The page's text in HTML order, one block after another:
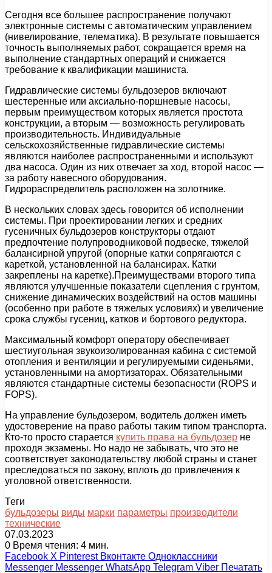
Сегодня все большее распространение получают
электронные системы с автоматическим управлением
(нивелирование, телематика). В результате повышается
точность выполняемых работ, сокращается время на
выполнение стандартных операций и снижается
требование к квалификации машиниста.
Гидравлические системы бульдозеров включают
шестеренные или аксиально-поршневые насосы,
первым преимуществом которых является простота
конструкции, а вторым — возможность регулировать
производительность. Индивидуальные
сельскохозяйственные гидравлические системы
являются наиболее распространенными и используют
два насоса. Один из них отвечает за ход, второй насос —
за работу навесного оборудования.
Гидрораспределитель расположен на золотнике.
В нескольких словах здесь говорится об исполнении
системы. При проектировании легких и средних
гусеничных бульдозеров конструкторы отдают
предпочтение полупроводниковой подвеске, тяжелой
балансирной упругой (опорные катки сопрягаются с
кареткой, установленной на балансирах. Катки
закреплены на каретке).Преимуществами второго типа
являются улучшенные показатели сцепления с грунтом,
снижение динамических воздействий на остов машины
(особенно при работе в тяжелых условиях) и увеличение
срока службы гусениц, катков и бортового редуктора.
Максимальный комфорт оператору обеспечивает
шестиугольная звукоизолированная кабина с системой
отопления и вентиляции и регулируемыми сиденьями,
установленными на амортизаторах. Обязательными
являются стандартные системы безопасности (ROPS и
FOPS).
На управление бульдозером, водитель должен иметь
удостоверение на право работы таким типом транспорта.
Кто-то просто старается купить права на бульдозер не
проходя экзамены. Но надо не забывать, что это не
соответствует законодательству любой страны и станет
преследоваться по закону, вплоть до привлечения к
уголовной ответственности.
Теги
бульдозеры виды марки параметры производители
технические
07.03.2023
0 Время чтения: 4 мин.
Facebook X Pinterest Вконтакте Одноклассники
Messenger Messenger WhatsApp Telegram Viber Печатать